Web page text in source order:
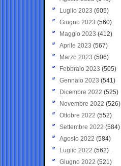
Luglio 2023 (605)
Giugno 2023 (560)
Maggio 2023 (412)
Aprile 2023 (567)
Marzo 2023 (506)
Febbraio 2023 (505)
Gennaio 2023 (541)
Dicembre 2022 (525)
Novembre 2022 (526)
Ottobre 2022 (552)
Settembre 2022 (584)
Agosto 2022 (584)
Luglio 2022 (562)
Giugno 2022 (521)